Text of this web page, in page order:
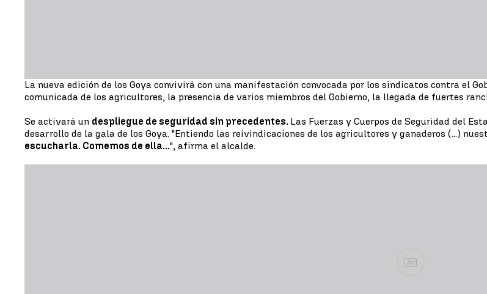
La nueva edición de los Goya convivirá con una manifestación convocada por los sindicatos contra el
comunicada de los agricultores, la presencia de varios miembros del Gobierno, la llegada de fuertes
Se activará un despliegue de seguridad sin precedentes. Las Fuerzas y Cuerpos de Seguridad del
desarrollo de la gala de los Goya. "Entiendo las reivindicaciones de los agricultores y ganaderos (...)
escucharla. Comemos de ella...", afirma el alcalde.
Ad